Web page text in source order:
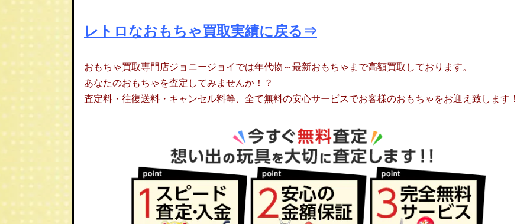
レトロなおもちゃ買取実績に戻る⇒
おもちゃ買取専門店ジョニージョイでは年代物～最新おもちゃまで高額買取しております。
あなたのおもちゃを査定してみませんか！？
査定料・往復送料・キャンセル料等、全て無料の安心サービスでお客様のおもちゃをお迎え致します！